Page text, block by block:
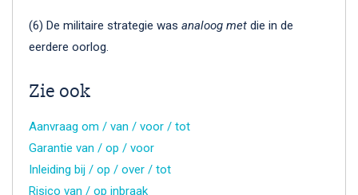
(6) De militaire strategie was analoog met die in de
eerdere oorlog.
Zie ook
Aanvraag om / van / voor / tot
Garantie van / op / voor
Inleiding bij / op / over / tot
Risico van / op inbraak